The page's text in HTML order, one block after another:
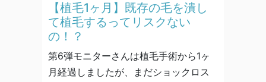
【植毛1ヶ月】既存の毛を潰し
て植毛するってリスクない
の！？
第6弾モニターさんは植毛手術から1ヶ
月経過しましたが、まだショックロス